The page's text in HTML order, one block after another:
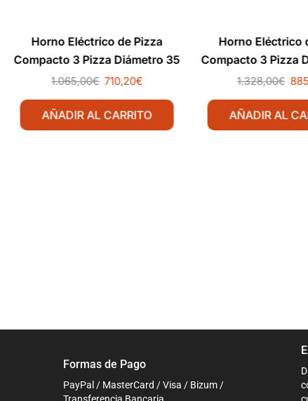
Horno Eléctrico de Pizza
Compacto 3 Pizza Diámetro 35
cm
1.065,00€ 710,20€
AÑADIR AL CARRITO
Horno Eléctrico
Compacto 3 Pizza
cm
1.328,00€
AÑADIR AL
Formas de Pago
PayPal / MasterCard / Visa / Bizum /